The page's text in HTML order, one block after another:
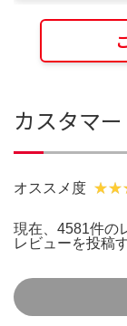
カスタマ
オススメ度
現在、4581件の
レビューを投稿